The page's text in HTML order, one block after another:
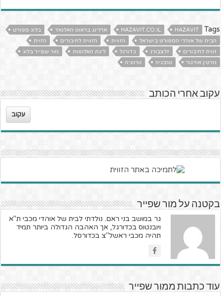
Tags
HAZAVIT
HAZAVIT.CO.IL ארלינג בראוט האלנאד
בלוג ספורט
הבית של אוהדי הספורט בישראל
הזווית הזווית לחיבורים
הזוית
זווית לחיבורים
זלצבורג כדורגל ליגת האלופות
מור שפייר בלוג
מרטין אודגור
נורבגיה נורווגיה
עקוב אחרי הכותב
עקוב
בקטנה על מור שפייר
גר במושב בני ראם. נולדתי לבית של אוהדי מכבי ת"א
ויובנטוס בכדורגל, אך האהבה הגדולה ביותר תמיד
תהיה מכבי ראשל"צ בכדורסל.
עוד כתבות ממור שפייר